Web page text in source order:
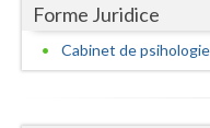
Hunedoara
Ialomita
Forme Juridice
Cabinet de